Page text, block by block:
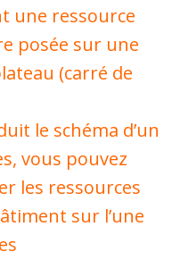
une ressource
posée sur une
(carré de
le schéma d’un
vous pouvez
les ressources
sur l’une